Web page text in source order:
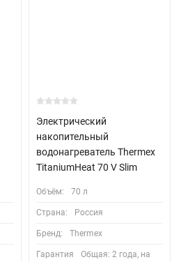
Электрический
накопительный
водонагреватель Thermex
TitaniumHeat 70 V Slim
Объём: 70 л
Страна: Россия
Бренд: Thermex
Гарантия
Общая: 2 года, на